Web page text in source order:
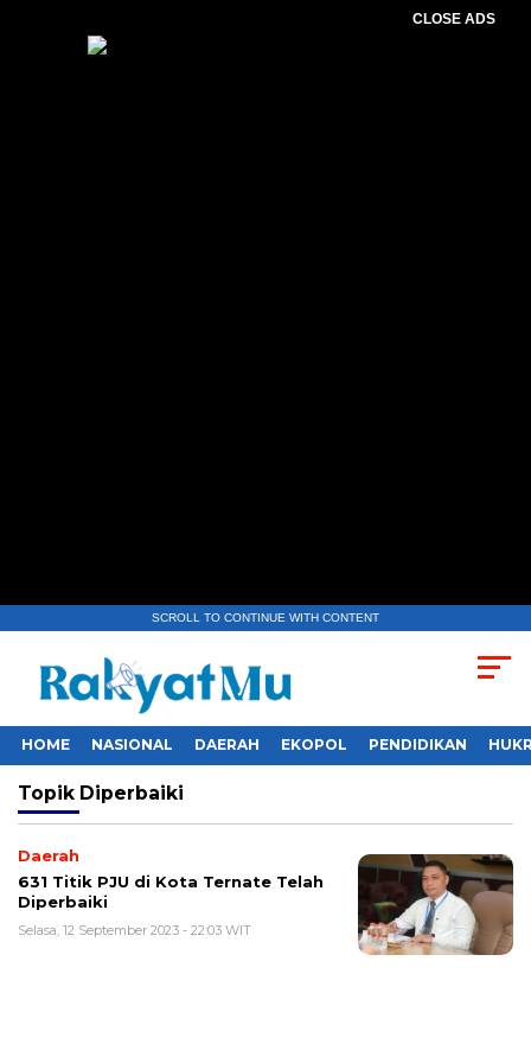
CLOSE ADS
SCROLL TO CONTINUE WITH CONTENT
HOME NASIONAL DAERAH EKOPOL PENDIDIKAN
Topik Diperbaiki
Daerah
631 Titik PJU di Kota Ternate Telah
Diperbaiki
Selasa, 12 September 2023 - 22:03 WIT